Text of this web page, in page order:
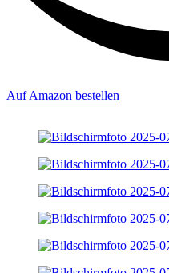
Auf Amazon bestellen